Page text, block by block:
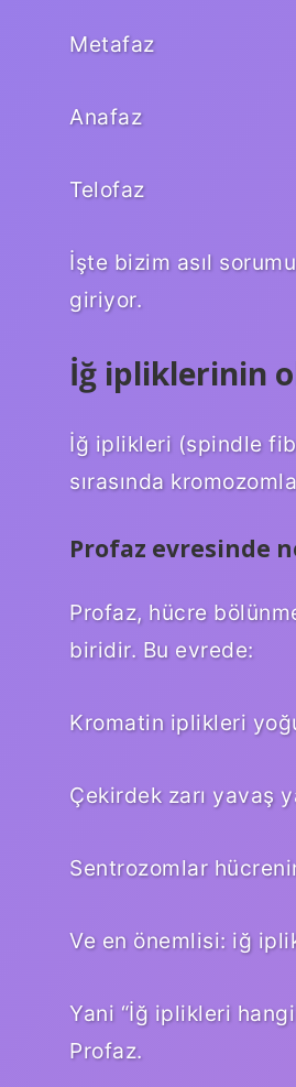
Metafaz
Anafaz
Telofaz
İşte bizim asıl
giriyor.
İğ ipliklerinin
İğ iplikleri (spindle
sırasında
Profaz evresinde
Profaz, hücre
biridir. Bu evrede:
Kromatin iplikleri
Çekirdek zarı yavaş
Sentrozomlar
Ve en önemlisi: iğ
Yani “İğ iplikleri
Profaz.